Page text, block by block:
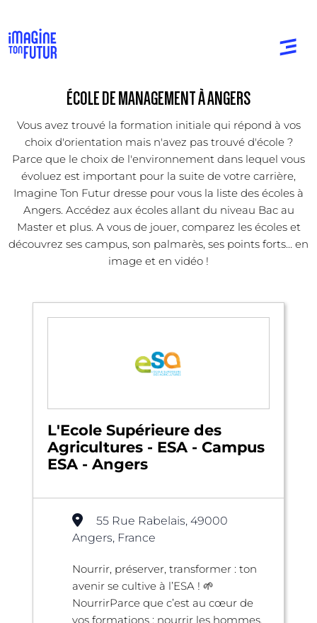
ÉCOLE DE MANAGEMENT À ANGERS
Vous avez trouvé la formation initiale qui répond à vos
choix d'orientation mais n'avez pas trouvé d'école ?
Parce que le choix de l'environnement dans lequel vous
évoluez est important pour la suite de votre carrière,
Imagine Ton Futur dresse pour vous la liste des écoles à
Angers. Accédez aux écoles allant du niveau Bac au
Master et plus. A vous de jouer, comparez les écoles et
découvrez ses campus, son palmarès, ses points forts... en
image et en vidéo !
L'Ecole Supérieure des
Agricultures - ESA - Campus
ESA - Angers
55 Rue Rabelais, 49000
Angers, France
Nourrir, préserver, transformer : ton
avenir se cultive à l’ESA ! 🌱
NourrirParce que c’est au cœur de
vos formations : nourrir les hommes,